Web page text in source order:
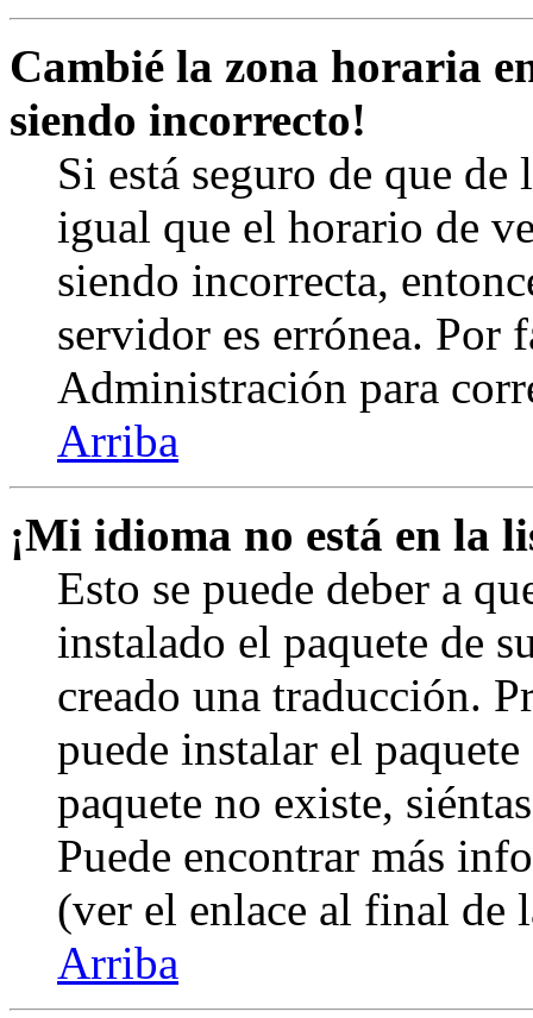
Cambié la zona horaria
siendo incorrecto!
Si está seguro de que
igual que el horario de
siendo incorrecta,
servidor es errónea. Por
Administración para
Arriba
¡Mi idioma no está en la
Esto se puede deber a
instalado el paquete de
creado una traducción.
puede instalar el
paquete no existe,
Puede encontrar más
(ver el enlace al final de
Arriba